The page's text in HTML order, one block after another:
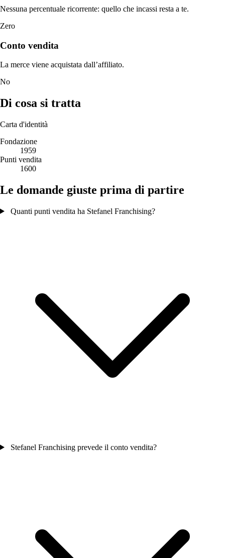
Nessuna percentuale ricorrente: quello che incassi resta a te.
Zero
Conto vendita
La merce viene acquistata dall’affiliato.
No
Di cosa si tratta
Carta d'identità
Fondazione
1959
Punti vendita
1600
Le domande giuste prima di partire
Quanti punti vendita ha Stefanel Franchising?
Stefanel Franchising prevede il conto vendita?